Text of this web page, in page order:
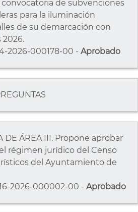
de subvenciones
para la iluminación
de su demarcación con
2026.
2026-000178-00 - Aprobado
DE ÁREA III. Propone aprobar
régimen jurídico del Censo
del Ayuntamiento de
2026-000002-00 - Aprobado